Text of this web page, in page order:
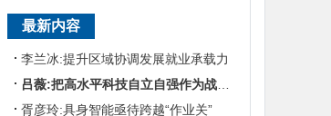
最新内容
李兰冰:提升区域协调发展就业承载力
吕薇:把高水平科技自立自强作为战略支撑
胥彦玲:具身智能亟待跨越“作业关”